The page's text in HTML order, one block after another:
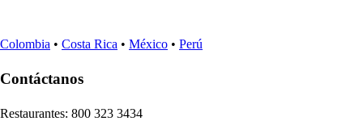
Colombia • Costa Rica • México • Perú
Contáctanos
Restaurantes: 800 323 3434